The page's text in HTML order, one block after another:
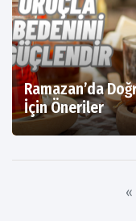
Ramazan’da
İçin Öneriler
«